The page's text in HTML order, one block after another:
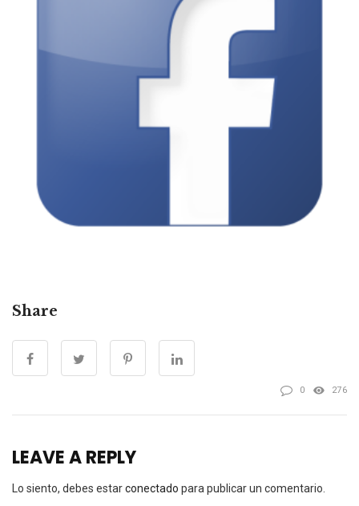
Share
0 276
LEAVE A REPLY
Lo siento, debes estarconectado para publicar un comentario.